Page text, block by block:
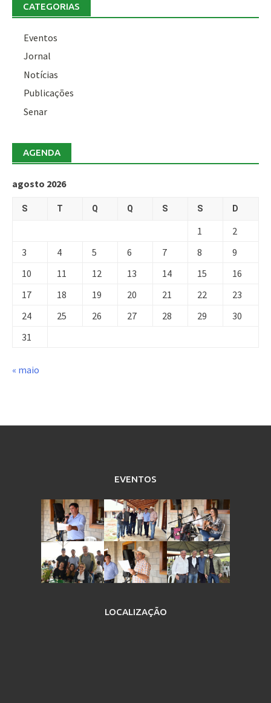
CATEGORIAS
Eventos
Jornal
Notícias
Publicações
Senar
AGENDA
agosto 2026
S T Q Q S S D
1
2
3
4 5 6 7 8
9
10
11 12 13 14 15
16
17
18 19 20 21 22
23
24
25 26 27 28 29
30
31
« maio
EVENTOS
LOCALIZAÇÃO